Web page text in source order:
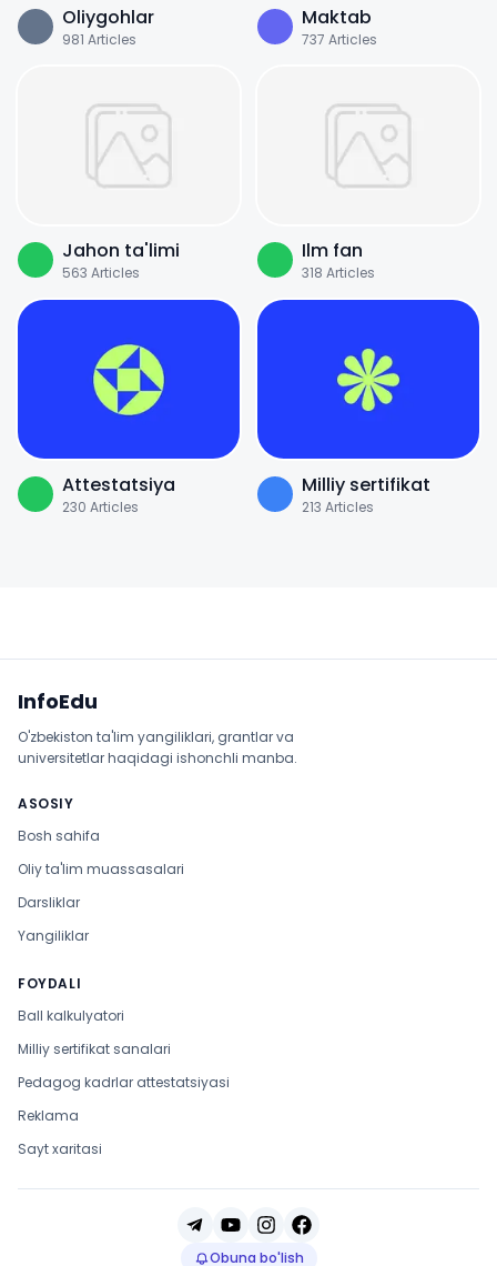
Oliygohlar
981 Articles
Maktab
737 Articles
Jahon ta'limi
563 Articles
Ilm fan
318 Articles
Attestatsiya
230 Articles
Milliy sertifikat
213 Articles
InfoEdu
O'zbekiston ta'lim yangiliklari, grantlar va
universitetlar haqidagi ishonchli manba.
ASOSIY
Bosh sahifa
Oliy ta'lim muassasalari
Darsliklar
Yangiliklar
FOYDALI
Ball kalkulyatori
Milliy sertifikat sanalari
Pedagog kadrlar attestatsiyasi
Reklama
Sayt xaritasi
Obuna bo'lish